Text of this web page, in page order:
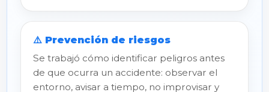
⚠️ Prevención de riesgos
Se trabajó cómo identificar peligros antes
de que ocurra un accidente: observar el
entorno, avisar a tiempo, no improvisar y